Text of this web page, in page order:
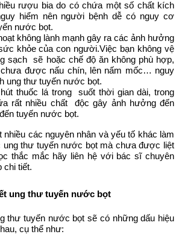
rượu bia do có chứa một số chất kích
hiểm nên người bệnh dễ có nguy cơ
nước bọt.
không lành mạnh gây ra các ảnh hưởng
khỏe của con người.Việc bạn không vệ
sạch sẽ hoặc chế độ ăn không phù hợp,
chưa được nấu chín, lên nấm mốc… nguy
ung thư tuyến nước bọt.
thuốc lá trong suốt thời gian dài, trong
rất nhiều chất độc gây ảnh hưởng đến
tuyến nước bọt.
nhiều các nguyên nhân và yếu tố khác làm
ung thư tuyến nước bọt mà chưa được liệt
thắc mắc hãy liên hệ với bác sĩ chuyên
chi tiết.
ung thư tuyến nước bọt
thư tuyến nước bọt sẽ có những dấu hiệu
cụ thể như: